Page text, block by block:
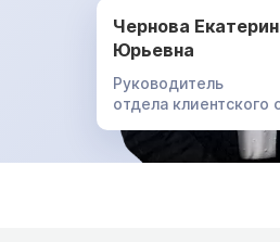
Чернова
Юрьевна
Руководитель
отдела клиентского